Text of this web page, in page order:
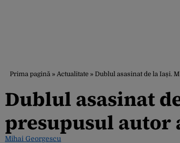
Prima pagină » Actualitate » Dublul asasinat de la Iași.
Dublul asasinat
presupusul autor
Mihai Georgescu